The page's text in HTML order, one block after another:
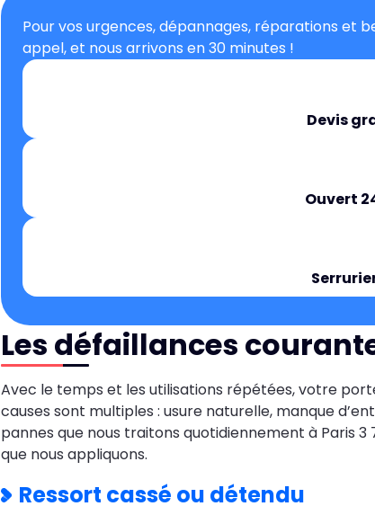
Pour vos urgences, dépannages, réparations et
appel, et nous arrivons en 30 minutes !
Devis
Ouvert
Les défaillances
Avec le temps et les utilisations répétées, votre
causes sont multiples : usure naturelle, manque
pannes que nous traitons quotidiennement à Paris
que nous appliquons.
Ressort cassé ou détendu